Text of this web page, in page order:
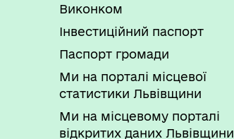
Виконком
Інвестиційний паспорт
Паспорт громади
Ми на порталі місцевої
статистики Львівщини
Ми на місцевому порталі
відкритих даних Львівщини